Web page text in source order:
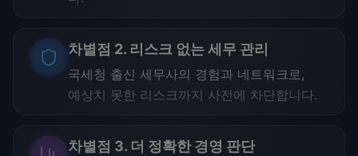
차별점 2. 리스크 없는 세무 관리
국세청 출신 세무사의 경험과 네트워크로,
예상치 못한 리스크까지 사전에 차단합니다.
차별점 3. 더 정확한 경영 판단